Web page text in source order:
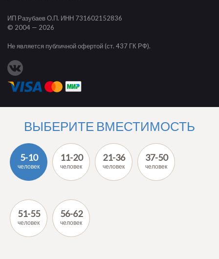
ИП Разубаев О.П. ИНН 731602152836
© 2004 — 2026
Не является публичной офертой (ст. 437 ГК РФ).
ВЫБЕРИТЕ ВМЕСТИМОСТЬ
5-10
человек
11-20
человек
21-36
человек
37-50
человек
51-55
человек
56-62
человек